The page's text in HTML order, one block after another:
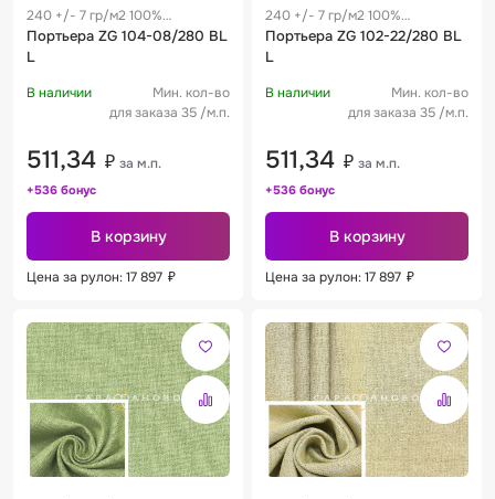
240 +/- 7 гр/м2 100%
полиэстер
Портьера ZG 104-08/280 BL
L
В наличии
Мин. кол-во
для заказа 35 /м.п.
511,34 ₽ за м.п.
+536 бонус
В корзину
Цена за рулон: 17 897 ₽
240 +/- 7 гр/м2 100%
полиэстер
Портьера ZG 102-22/280 BL
L
В наличии
Мин. кол-во
для заказа 35 /м.п.
511,34 ₽ за м.п.
+536 бонус
В корзину
Цена за рулон: 17 897 ₽